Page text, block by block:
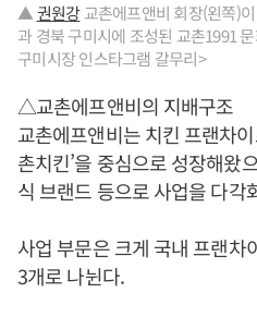
▲권원강교촌에프앤비 회장(왼쪽)
과 경북 구미시에 조성된 교촌1991
구미시장 인스타그램 갈무리>
△교촌에프앤비의 지배구조
교촌에프앤비는 치킨 프랜차
촌치킨’을 중심으로 성장해왔
식 브랜드 등으로 사업을 다각
사업 부문은 크게 국내 프랜차
3개로 나뉜다.